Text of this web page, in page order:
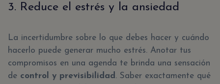
3. Reduce el estrés y la ansiedad
La incertidumbre sobre lo que debes hacer y cuándo
hacerlo puede generar mucho estrés. Anotar tus
compromisos en una agenda te brinda una sensación
de control y previsibilidad . Saber exactamente qué